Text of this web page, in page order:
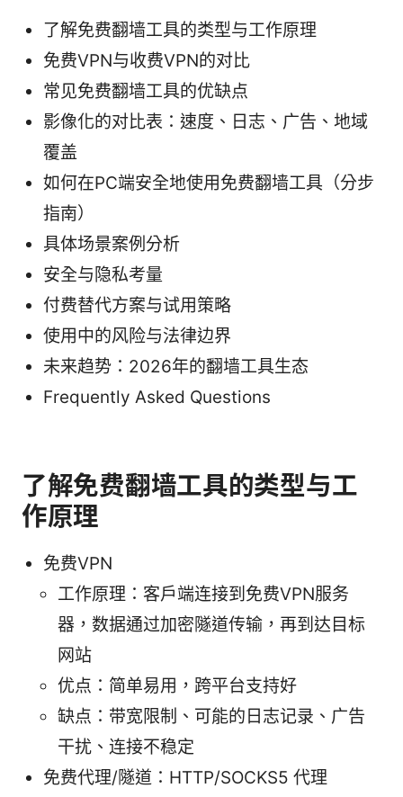
了解免费翻墙工具的类型与工作原理
免费VPN与收费VPN的对比
常见免费翻墙工具的优缺点
影像化的对比表：速度、日志、广告、地域
覆盖
如何在PC端安全地使用免费翻墙工具（分步
指南）
具体场景案例分析
安全与隐私考量
付费替代方案与试用策略
使用中的风险与法律边界
未来趋势：2026年的翻墙工具生态
Frequently Asked Questions
了解免费翻墙工具的类型与工
作原理
免费VPN
工作原理：客户端连接到免费VPN服务
器，数据通过加密隧道传输，再到达目标
网站
优点：简单易用，跨平台支持好
缺点：带宽限制、可能的日志记录、广告
干扰、连接不稳定
免费代理/隧道：HTTP/SOCKS5 代理